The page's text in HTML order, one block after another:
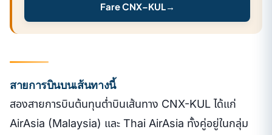
Fare CNX–KUL→
สายการบินบนเส้นทางนี้
สองสายการบินต้นทุนต่ำบินเส้นทาง CNX-KUL ได้แก่
AirAsia (Malaysia) และ Thai AirAsia ทั้งคู่อยู่ในกลุ่ม